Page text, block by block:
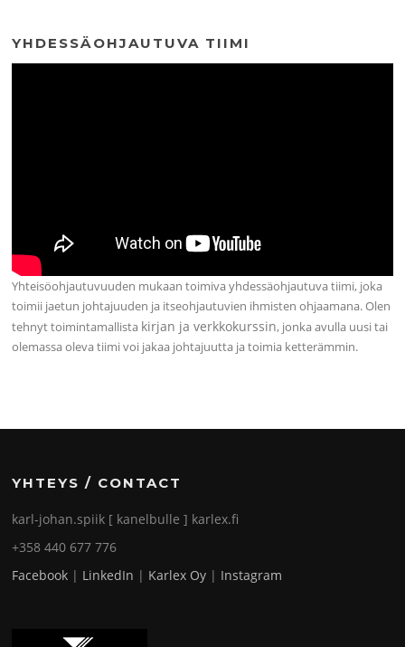
YHDESSÄOHJAUTUVA TIIMI
Yhteisöohjautuvuuden mukaan toimiva yhdessäohjautuva tiimi, joka
toimii jaetun johtajuuden ja itseohjautuvien ihmisten ohjaamana. Olen
tehnyt toimintamallista kirjan ja verkkokurssin, jonka avulla uusi tai
olemassa oleva tiimi voi jakaa johtajuutta ja toimia ketterämmin.
YHTEYS / CONTACT
karl-johan.spiik [ kanelbulle ] karlex.fi
+358 440 677 776
Facebook | LinkedIn | Karlex Oy | Instagram